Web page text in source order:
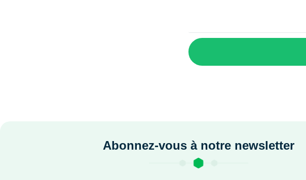
Abonnez-vous à notre newsletter